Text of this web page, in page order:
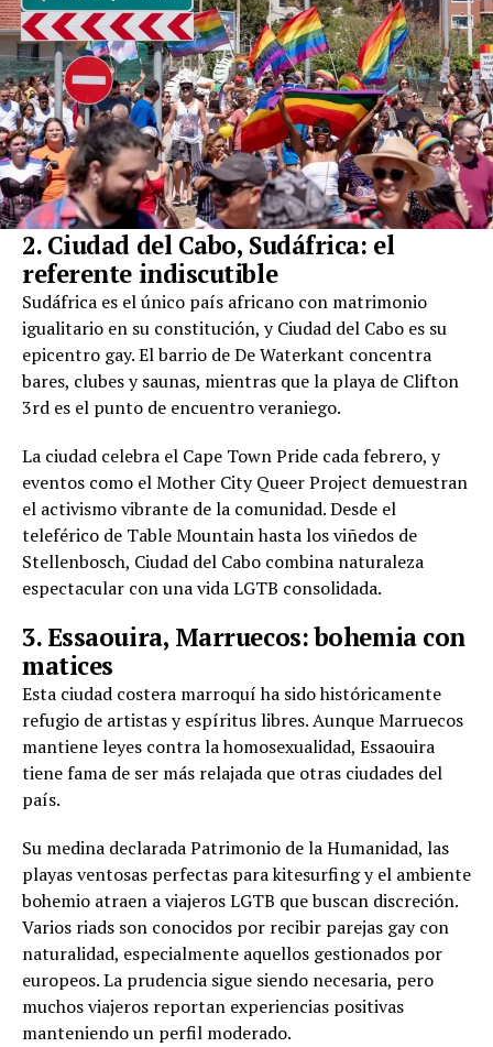
2. Ciudad del Cabo, Sudáfrica: el
referente indiscutible
Sudáfrica es el único país africano con matrimonio
igualitario en su constitución, y Ciudad del Cabo es su
epicentro gay. El barrio de De Waterkant concentra
bares, clubes y saunas, mientras que la playa de Clifton
3rd es el punto de encuentro veraniego.
La ciudad celebra el Cape Town Pride cada febrero, y
eventos como el Mother City Queer Project demuestran
el activismo vibrante de la comunidad. Desde el
teleférico de Table Mountain hasta los viñedos de
Stellenbosch, Ciudad del Cabo combina naturaleza
espectacular con una vida LGTB consolidada.
3. Essaouira, Marruecos: bohemia con
matices
Esta ciudad costera marroquí ha sido históricamente
refugio de artistas y espíritus libres. Aunque Marruecos
mantiene leyes contra la homosexualidad, Essaouira
tiene fama de ser más relajada que otras ciudades del
país.
Su medina declarada Patrimonio de la Humanidad, las
playas ventosas perfectas para kitesurfing y el ambiente
bohemio atraen a viajeros LGTB que buscan discreción.
Varios riads son conocidos por recibir parejas gay con
naturalidad, especialmente aquellos gestionados por
europeos. La prudencia sigue siendo necesaria, pero
muchos viajeros reportan experiencias positivas
manteniendo un perfil moderado.